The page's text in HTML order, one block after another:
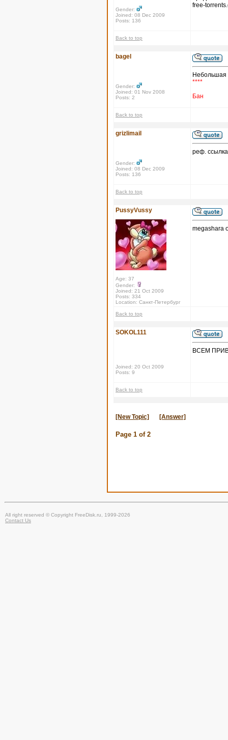
Gender:
Joined: 08 Dec 2009
Posts: 136
free-
Back to top
bagel
Gender:
Joined: 01 Nov 2008
Posts: 2
Небольшая
****
Бан
Back to top
grizlimail
Gender:
Joined: 08 Dec 2009
Posts: 136
реф.
Back to top
PussyVussy
Age: 37
Gender:
Joined: 21 Oct 2009
Posts: 334
Location: Санкт-Петербург
megashara
Back to top
SOKOL111
Joined: 20 Oct 2009
Posts: 9
ВСЕМ
Back to top
[New Topic] [Answer]
Page 1 of 2
All right reserved © Copyright FreeDisk.ru, 1999-2026
Contact Us